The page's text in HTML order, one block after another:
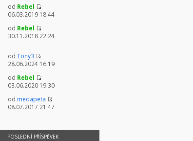
od Rebel
06.03.2019 18:44
od Rebel
30.11.2018 22:24
od Tony3
28.06.2024 16:19
od Rebel
03.06.2020 19:30
od medapeta
08.07.2017 21:47
POSLEDNÍ PŘÍSPĚVEK